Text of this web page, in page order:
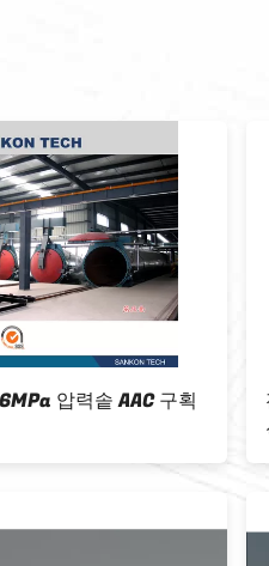
블록 성형기 - 캔틸레버
이지 수직 슬러리 펌프